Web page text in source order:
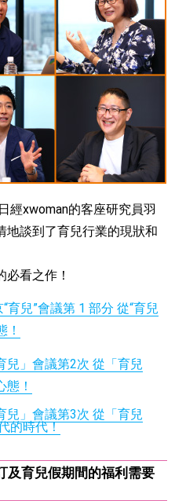
經xwoman的客座研究員羽
地談到了育兒行業的現狀和
看之作！
育兒”會議第 1 部分 從“育兒
！
兒」會議第2次 從「育兒
！
兒」會議第3次 從「育兒
的時代！
及育兒假期間的福利需要